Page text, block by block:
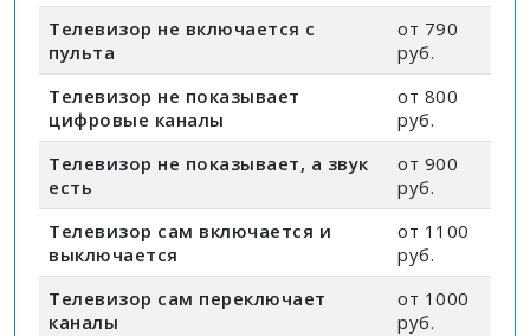
Телевизор не включается с
пульта
от 790
руб.
Телевизор не показывает
цифровые каналы
от 800
руб.
Телевизор не показывает, а звук
есть
от 900
руб.
Телевизор сам включается и
выключается
от 1100
руб.
Телевизор сам переключает
каналы
от 1000
руб.